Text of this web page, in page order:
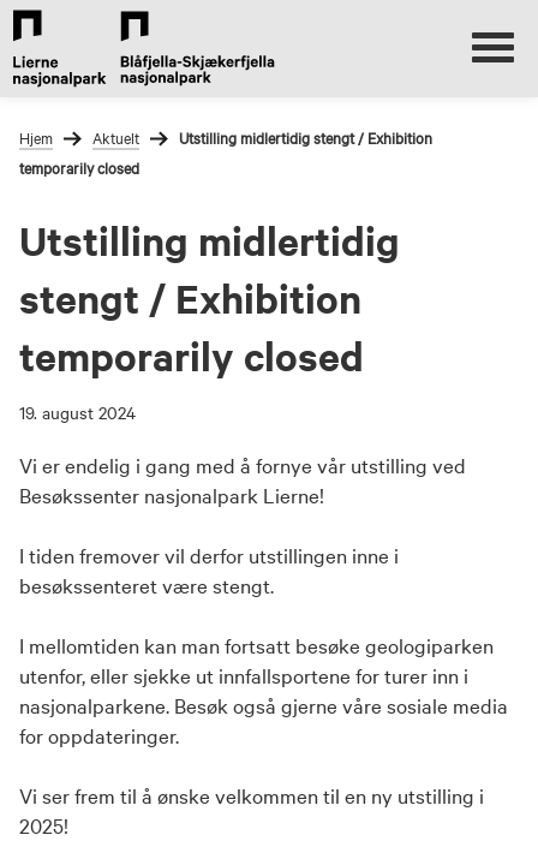
Gå
innholdet
Forstørre
skrift
Hjem Aktuelt
Utstilling midlertidig stengt / Exhibition
temporarily closed
Utstilling midlertidig
stengt / Exhibition
temporarily closed
19. august 2024
Vi er endelig i gang med å fornye vår utstilling ved
Besøkssenter nasjonalpark Lierne!
I tiden fremover vil derfor utstillingen inne i
besøkssenteret være stengt.
I mellomtiden kan man fortsatt besøke geologiparken
utenfor, eller sjekke ut innfallsportene for turer inn i
nasjonalparkene. Besøk også gjerne våre sosiale media
for oppdateringer.
Vi ser frem til å ønske velkommen til en ny utstilling i
2025!